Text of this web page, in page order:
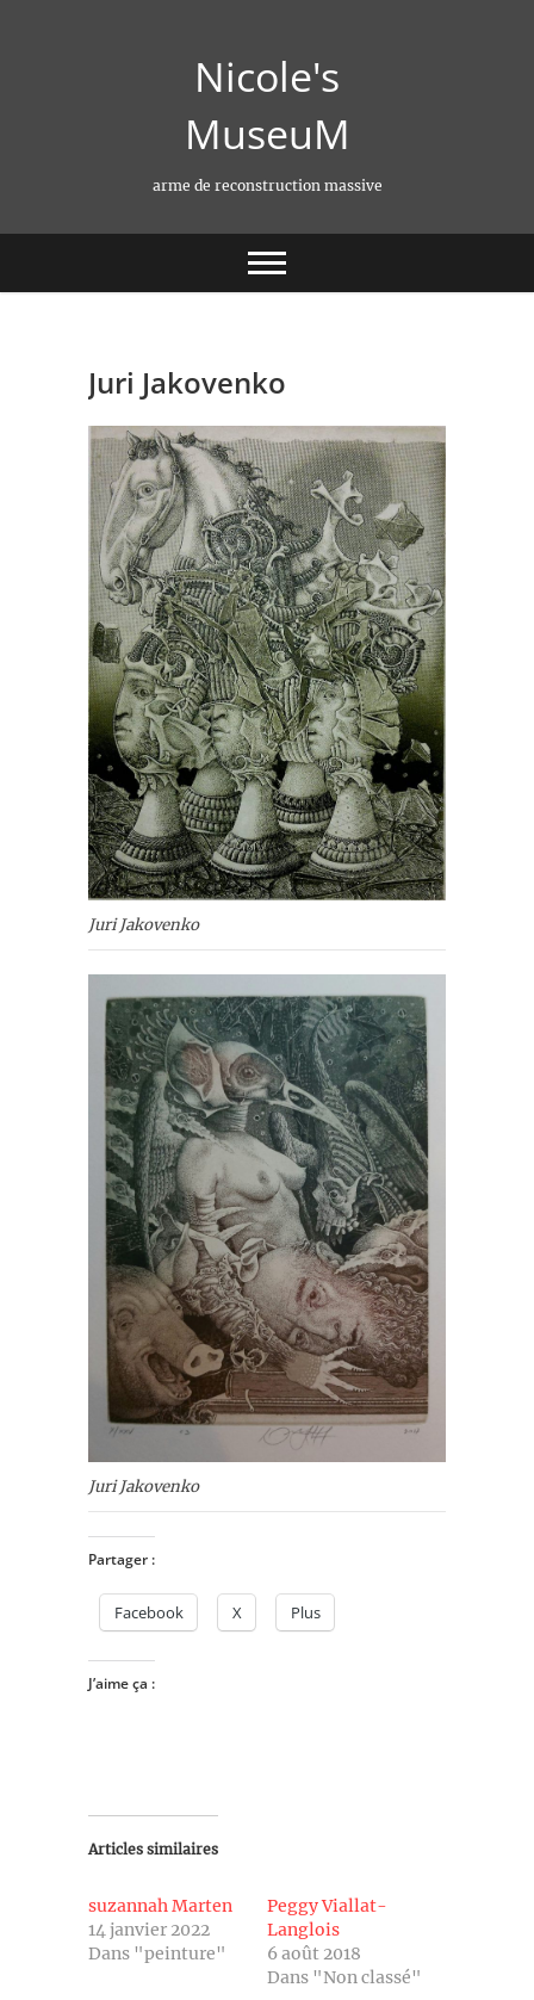
Nicole's
MuseuM
arme de reconstruction massive
Juri Jakovenko
Juri Jakovenko
Juri Jakovenko
Partager :
Facebook X Plus
J’aime ça :
Articles similaires
suzannah Marten
14 janvier 2022
Dans "peinture"
Peggy Viallat-
Langlois
6 août 2018
Dans "Non classé"